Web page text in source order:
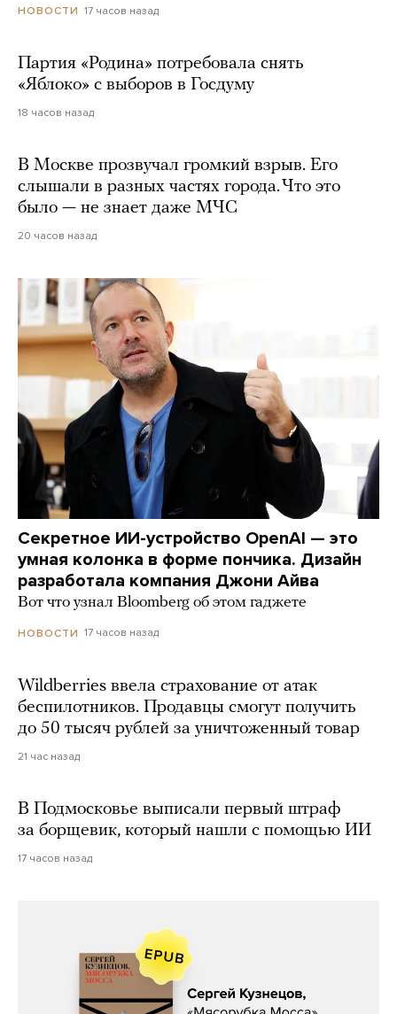
НОВОСТИ 17 часов назад
Партия «Родина» потребовала снять
«Яблоко» с выборов в Госдуму
18 часов назад
В Москве прозвучал громкий взрыв. Его
слышали в разных частях города. Что это
было — не знает даже МЧС
20 часов назад
Секретное ИИ-устройство OpenAI — это
умная колонка в форме пончика. Дизайн
разработала компания Джони Айва
Вот что узнал Bloomberg об этом гаджете
НОВОСТИ 17 часов назад
Wildberries ввела страхование от атак
беспилотников. Продавцы смогут получить
до 50 тысяч рублей за уничтоженный товар
21 час назад
В Подмосковье выписали первый штраф
за борщевик, который нашли с помощью ИИ
17 часов назад